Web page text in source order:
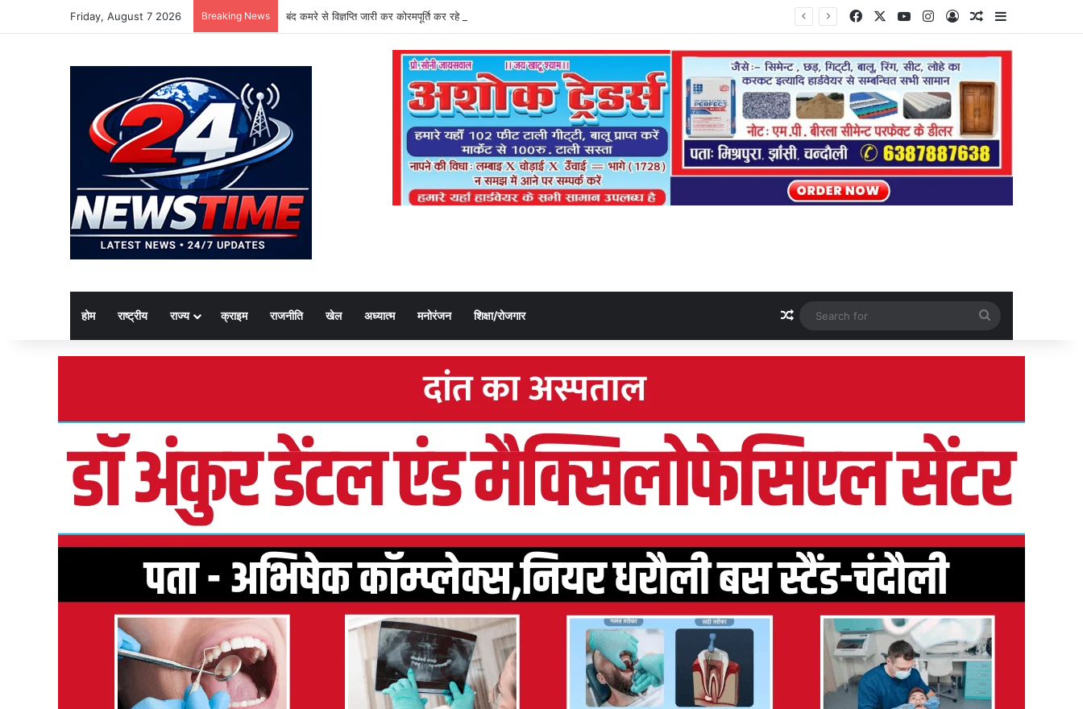
Friday, August 7 2026 Breaking News बंद कमरे से विज्ञप्ति जारी कर कोरमपूर्ति कर रहे डीएओ, किसानों को लूट रहे निजी दुकानदार FacebookYouTubeInstagram
Log InRandom Article
Sidebar
होम राष्ट्रीय राज्य क्राइम राजनीति खेल अध्यात्म मनोरंजन शिक्षा/रोजगार Random Article
for